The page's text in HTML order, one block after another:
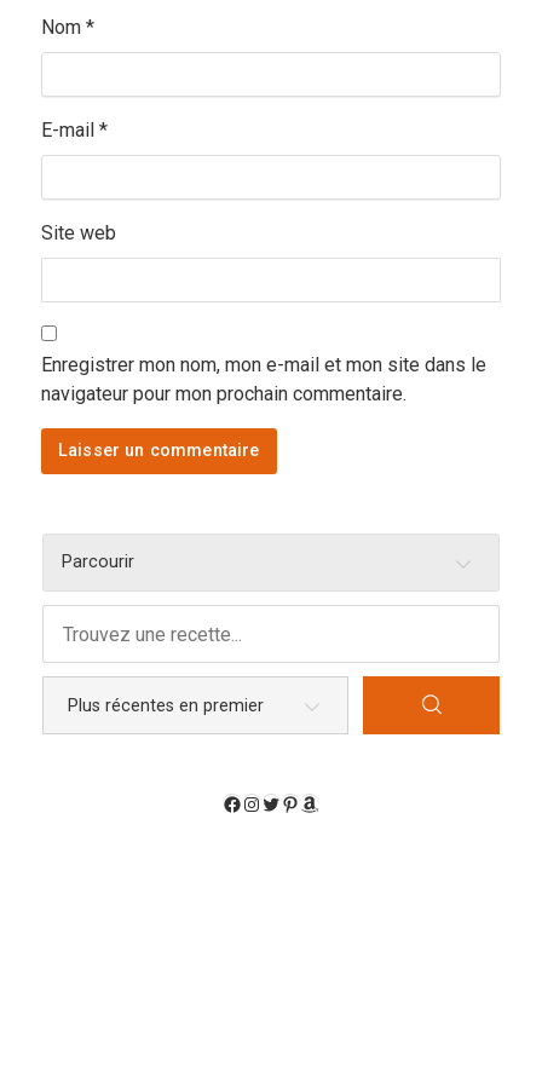
Nom *
E-mail *
Site web
Enregistrer mon nom, mon e-mail et mon site dans le
navigateur pour mon prochain commentaire.
Parcourir